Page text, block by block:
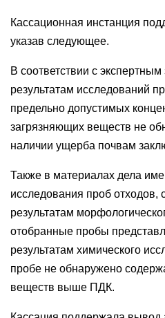
Кассационная инстанция
указав следующее.
В соответствии с
результатам исследований
предельно допустимых
загрязняющих веществ не
наличии ущерба почвам
Также в материалах дела
исследования проб отходов,
результатам
отобранные пробы
результатам химического
пробе не обнаружено
веществ выше ПДК.